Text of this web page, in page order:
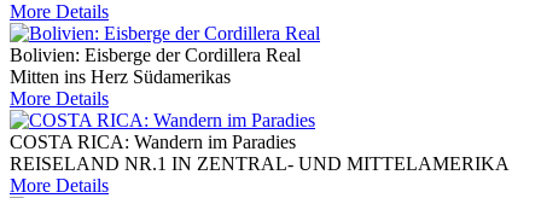
More Details
Bolivien: Eisberge der Cordillera Real
Mitten ins Herz Südamerikas
More Details
COSTA RICA: Wandern im Paradies
REISELAND NR.1 IN ZENTRAL- UND MITTELAMERIKA
More Details